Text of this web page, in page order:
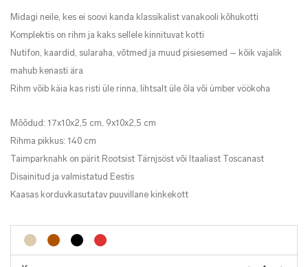
Midagi neile, kes ei soovi kanda klassikalist vanakooli kõhukotti
Komplektis on rihm ja kaks sellele kinnituvat kotti
Nutifon, kaardid, sularaha, võtmed ja muud pisiesemed – kõik vajalik
mahub kenasti ära
Rihm võib käia kas risti üle rinna, lihtsalt üle õla või ümber vöökoha
Mõõdud: 17x10x2,5 cm, 9x10x2,5 cm
Rihma pikkus: 140 cm
Taimparknahk on pärit Rootsist Tärnjsöst või Itaaliast Toscanast
Disainitud ja valmistatud Eestis
Kaasas korduvkasutatav puuvillane kinkekott